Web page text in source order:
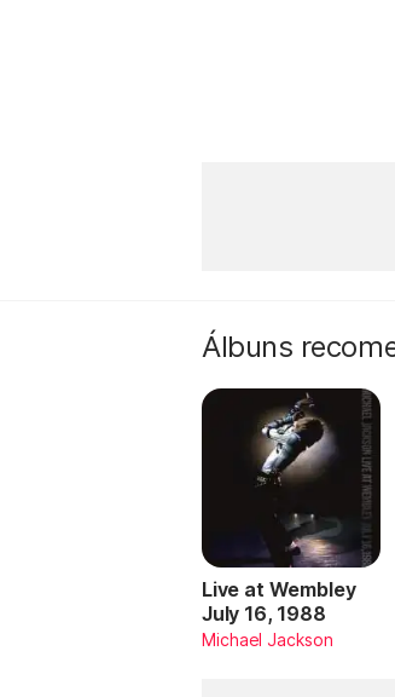
Álbuns
Live at Wembley
July 16, 1988
Michael Jackson